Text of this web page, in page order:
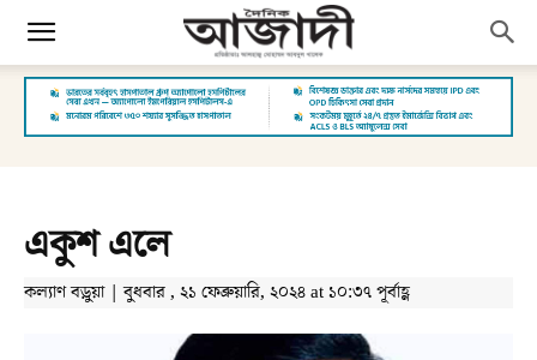
একুশ এলে
কল্যাণ বড়ুয়া | বুধবার , ২১ ফেব্রুয়ারি, ২০২৪ at ১০:৩৭ পূর্বাহ্ণ